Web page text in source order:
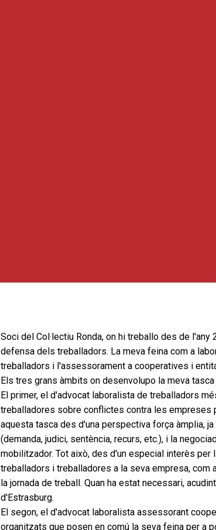
Soci del Col·lectiu Ronda, on hi treballo des de
defensa dels treballadors. La meva feina com a
treballadors i l'assessorament a cooperatives i
Els tres grans àmbits on desenvolupo la meva tasca
El primer, el d'advocat laboralista de treballadors
treballadores sobre conflictes contra les empreses
aquesta tasca des d'una perspectiva força àmplia,
(demanda, judici, sentència, recurs, etc.), i la
mobilitzador. Tot això, des d'un especial interès
treballadors i treballadores a la seva empresa,
la jornada de treball. Quan ha estat necessari,
d'Estrasburg.
El segon, el d'advocat laboralista assessorant
organitzats que posen en comú la seva feina per a